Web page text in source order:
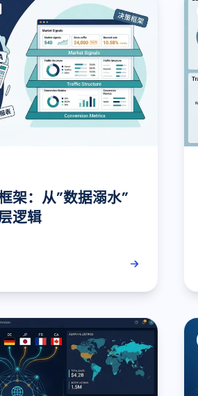
架：从”数据溺水”
逻辑